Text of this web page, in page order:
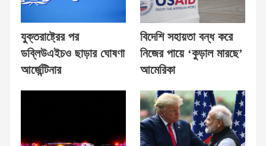
যুক্তরাষ্ট্রের পর
ডব্লিউএইচও ছাড়ার ঘোষণা
আর্জেন্টিনার
বিদেশি সহায়তা বন্ধ করে
নিজের পায়ে ‘কুড়াল মারছে’
আমেরিকা